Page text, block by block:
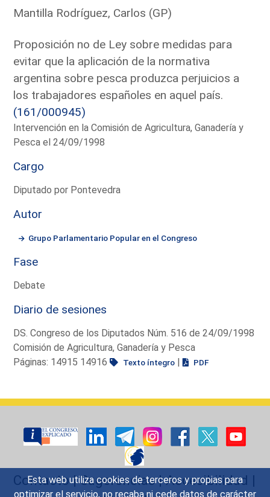
Esta web utiliza cookies de terceros y propias para
optimizar el servicio, no recaba ni cede datos de carácter
Mantilla Rodríguez, Carlos (GP)
Proposición no de Ley sobre medidas para
evitar que la aplicación de la normativa
argentina sobre pesca produzca perjuicios a
los trabajadores españoles en aquel país.
(161/000945)
Intervención en la Comisión de Agricultura, Ganadería y
Pesca el 24/09/1998
Cargo
Diputado por Pontevedra
Autor
Grupo Parlamentario Popular en el Congreso
Fase
Debate
Diario de sesiones
DS. Congreso de los Diputados Núm. 516 de 24/09/1998
Comisión de Agricultura, Ganadería y Pesca
Páginas: 14915 14916
Texto íntegro | PDF
Contacto|Sugerencias|Accesibilidad |